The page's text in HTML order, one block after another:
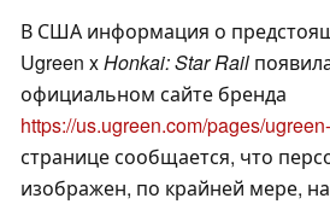
В США информация о
Ugreen xHonkai: Star Rail
официальном сайте бренда
https://us.ugreen.com/pages/
странице сообщается, что
изображен, по крайней мере,